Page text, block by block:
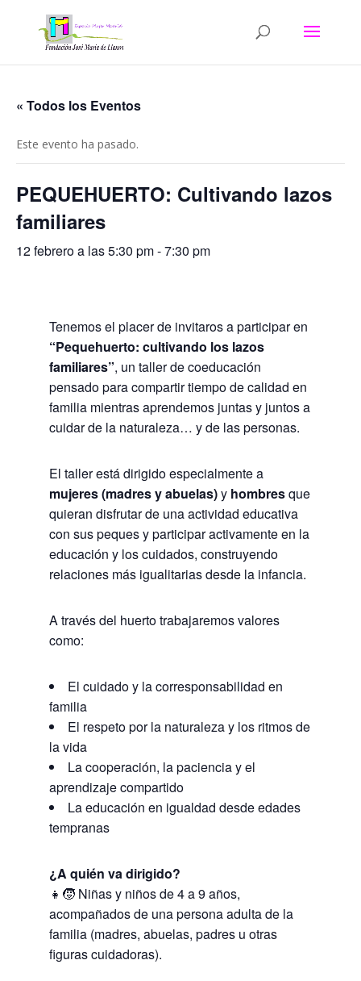
« Todos los Eventos
Este evento ha pasado.
PEQUEHUERTO: Cultivando lazos
familiares
12 febrero a las 5:30 pm-7:30 pm
Tenemos el placer de invitaros a participar en
“Pequehuerto: cultivando los lazos
familiares”, un taller de coeducación
pensado para compartir tiempo de calidad en
familia mientras aprendemos juntas y juntos a
cuidar de la naturaleza… y de las personas.
El taller está dirigido especialmente a
mujeres (madres y abuelas)y hombresque
quieran disfrutar de una actividad educativa
con sus peques y participar activamente en la
educación y los cuidados, construyendo
relaciones más igualitarias desde la infancia.
A través del huerto trabajaremos valores
como:
El cuidado y la corresponsabilidad en
familia
El respeto por la naturaleza y los ritmos de
la vida
La cooperación, la paciencia y el
aprendizaje compartido
La educación en igualdad desde edades
tempranas
¿A quién va dirigido?
👧🧒 Niñas y niños de 4 a 9 años,
acompañados de una persona adulta de la
familia (madres, abuelas, padres u otras
figuras cuidadoras).